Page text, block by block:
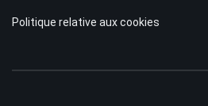
Politique relative aux cookies